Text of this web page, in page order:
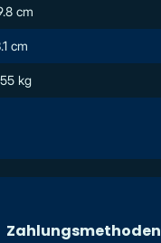
cm
cm
kg
Zahlungsmethoden